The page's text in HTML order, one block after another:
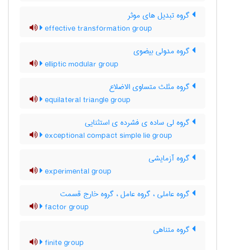
گروه تبدیل های موثر
effective transformation group
گروه مدولی بیضوی
elliptic modular group
گروه مثلث متساوی الاضلاع
equilateral triangle group
گروه لی ساده ی فشرده ی استثنایی
exceptional compact simple lie group
گروه آزمایشی
experimental group
گروه عاملی ، گروه عامل ، گروه خارج قسمت
factor group
گروه متناهی
finite group